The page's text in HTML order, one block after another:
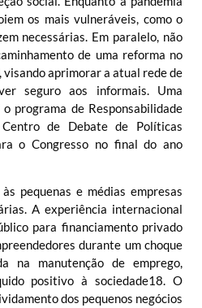
os mais vulneráveis, como o
necessárias. Em paralelo, não
de uma reforma no
aprimorar a atual rede de
seguro aos informais. Uma
programa de Responsabilidade
de Debate de Políticas
o Congresso no final do ano
pequenas e médias empresas
A experiência internacional
para financiamento privado
durante um choque
na manutenção de emprego,
positivo à sociedade18. O
dos pequenos negócios